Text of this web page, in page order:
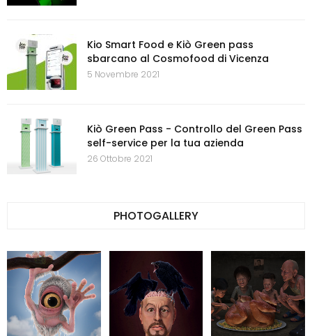
Kio Smart Food e Kiò Green pass
sbarcano al Cosmofood di Vicenza
5 Novembre 2021
Kiò Green Pass - Controllo del Green Pass
self-service per la tua azienda
26 Ottobre 2021
PHOTOGALLERY